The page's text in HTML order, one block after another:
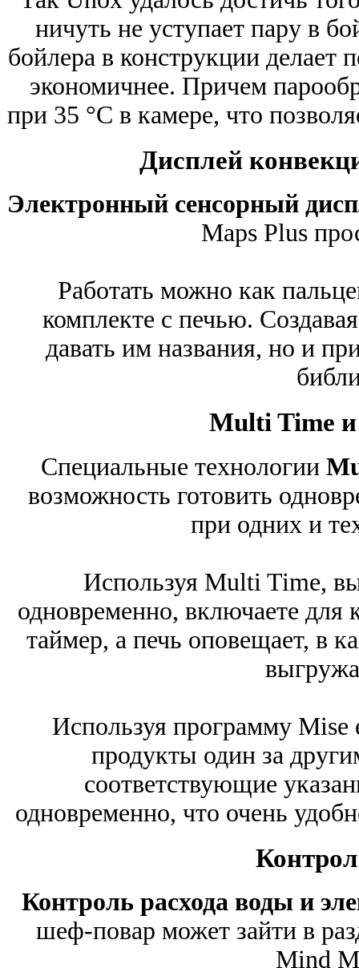
ничуть не уступает пару в
бойлера в конструкции делает
экономичнее. Причем
при 35 °С в камере, что
Дисплей
Электронный сенсорный
Maps Plus
Работать можно как
комплекте с печью.
давать им названия, но и
Multi Time и
Специальные технологии
возможность готовить
при одних и
Используя Multi Time,
одновременно, включаете
таймер, а печь оповещает, в
Используя программу Mise
продукты один за
соответствующие
одновременно, что очень
Контроль расхода воды и
шеф-повар может зайти в
Mind